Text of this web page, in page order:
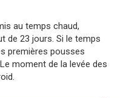
au temps chaud,
de 23 jours. Si le temps
premières pousses
moment de la levée des